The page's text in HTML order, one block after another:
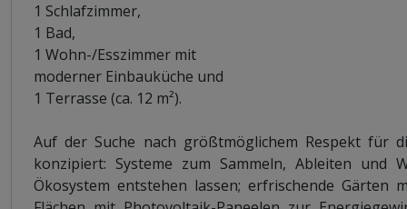
1 Schlafzimmer,
1 Bad,
1 Wohn-/Esszimmer mit
moderner Einbauküche und
1 Terrasse (ca. 12 m²).
Auf der Suche nach größtmöglichem Respekt für
konzipiert: Systeme zum Sammeln, Ableiten und
Ökosystem entstehen lassen; erfrischende